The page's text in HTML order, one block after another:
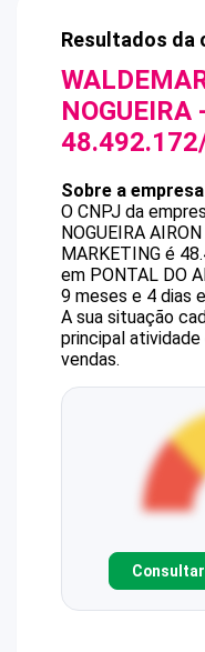
Resultados da
NOGUEIRA
Sobre a empresa
O CNPJ da
NOGUEIRA
MARKETING é
em PONTAL DO
9 meses e 4 dias
A sua situação
principal
vendas.